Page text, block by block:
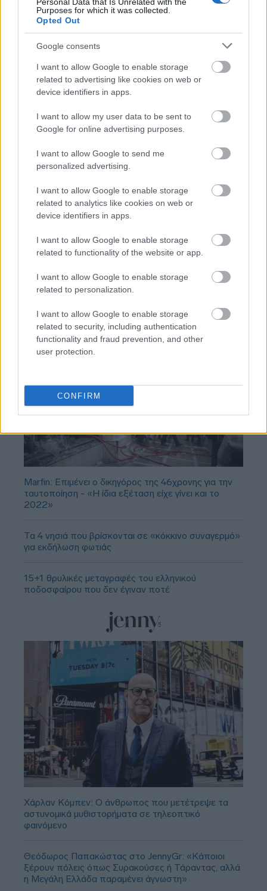
Purposes for which it was collected.
Opted Out
Google consents
I want to allow Google to enable storage
related to advertising like cookies on web or
device identifiers in apps.
I want to allow my user data to be sent to
Google for online advertising purposes.
I want to allow Google to send me
personalized advertising.
I want to allow Google to enable storage
related to analytics like cookies on web or
device identifiers in apps.
I want to allow Google to enable storage
related to functionality of the website or app.
I want to allow Google to enable storage
related to personalization.
I want to allow Google to enable storage
related to security, including authentication
functionality and fraud prevention, and other
user protection.
CONFIRM
ΣΕΦ: Επαναπροκηρύσσεται η ενεργειακή
αναβάθμιση - Γιατί ακυρώθηκε ο πρώτος
Τζέφρι Μονκαντά: Ποιος είναι ο «εγκέφαλος» που
Μάριους Κράιγκερ Λιντ: Ο ποδοσφαιριστής που
Marfin: Επιμένει ο δικηγόρος της 46χρονης για την
ταυτοποίηση - «Η ίδια εξέταση είχε γίνει και το
2022»
Τα 4 νησιά που βρίσκονται σε «κόκκινο συναγερμό»
για εκδήλωση φωτιάς
15+1 θρυλικές μεταγραφές του ελληνικού
ποδοσφαίρου που δεν έγιναν ποτέ
Χάρλαν Κόμπεν: Ο άνθρωπος που μετέτρεψε τα
αστυνομικά μυθιστορήματα σε τηλεοπτικό
φαινόμενο
Θεόδωρος Παπακώστας στο JennyGr: «Κάποιοι
ξέρουν πόλεις όπως Συρακούσες ή Τάραντας, αλλά
η Μεγάλη Ελλάδα παραμένει άγνωστη»